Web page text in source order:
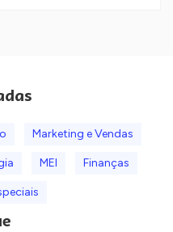
Marketing e Vendas
MEI Finanças